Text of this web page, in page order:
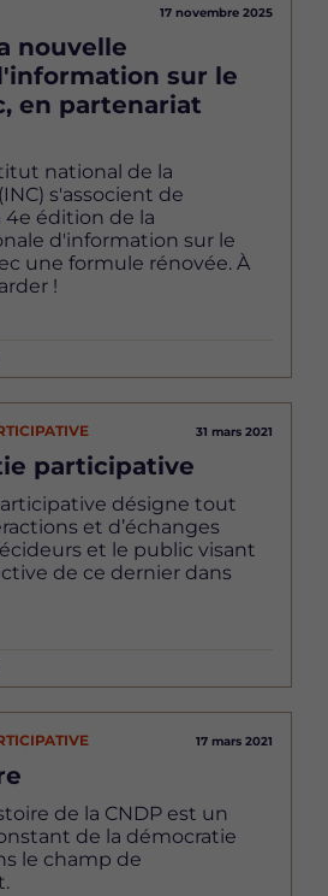
17 novembre 2025
nouvelle
sur le
en partenariat
national de la
s'associent de
4e édition de la
d'information sur le
une formule rénovée. À
!
31 mars 2021
participative
désigne tout
et d’échanges
et le public visant
de ce dernier dans
17 mars 2021
de la CNDP est un
de la démocratie
le champ de